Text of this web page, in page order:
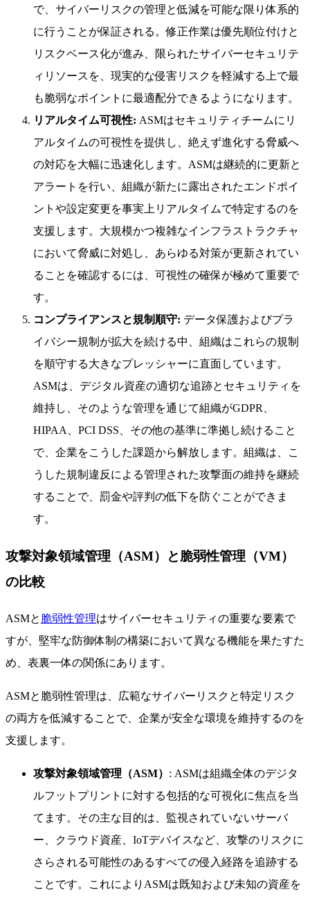
で、サイバーリスクの管理と低減を可能な限り体系的
に行うことが保証される。修正作業は優先順位付けと
リスクベース化が進み、限られたサイバーセキュリテ
ィリソースを、現実的な侵害リスクを軽減する上で最
も脆弱なポイントに最適配分できるようになります。
リアルタイム可視性: ASMはセキュリティチームにリ
アルタイムの可視性を提供し、絶えず進化する脅威へ
の対応を大幅に迅速化します。ASMは継続的に更新と
アラートを行い、組織が新たに露出されたエンドポイ
ントや設定変更を事実上リアルタイムで特定するのを
支援します。大規模かつ複雑なインフラストラクチャ
において脅威に対処し、あらゆる対策が更新されてい
ることを確認するには、可視性の確保が極めて重要で
す。
コンプライアンスと規制順守: データ保護およびプラ
イバシー規制が拡大を続ける中、組織はこれらの規制
を順守する大きなプレッシャーに直面しています。
ASMは、デジタル資産の適切な追跡とセキュリティを
維持し、そのような管理を通じて組織がGDPR、
HIPAA、PCI DSS、その他の基準に準拠し続けること
で、企業をこうした課題から解放します。組織は、こ
うした規制違反による管理された攻撃面の維持を継続
することで、罰金や評判の低下を防ぐことができま
す。
攻撃対象領域管理（ASM）と脆弱性管理（VM）
の比較
ASMと 脆弱性管理はサイバーセキュリティの重要な要素で
すが、堅牢な防御体制の構築において異なる機能を果たすた
め、表裏一体の関係にあります。
ASMと脆弱性管理は、広範なサイバーリスクと特定リスク
の両方を低減することで、企業が安全な環境を維持するのを
支援します。
攻撃対象領域管理（ASM） : ASMは組織全体のデジタ
ルフットプリントに対する包括的な可視化に焦点を当
てます。その主な目的は、監視されていないサーバ
ー、クラウド資産、IoTデバイスなど、攻撃のリスクに
さらされる可能性のあるすべての侵入経路を追跡する
ことです。これによりASMは既知および未知の資産を